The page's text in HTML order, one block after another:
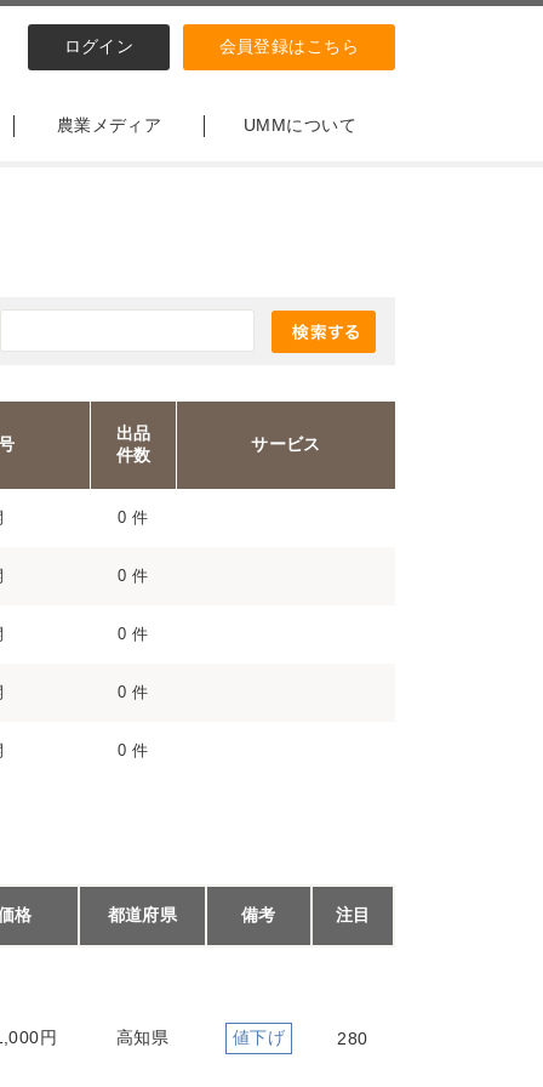
ログイン 会員登録はこちら
農業メディア UMMについて
出品
件数
サービス
0 件
0 件
0 件
0 件
0 件
格 都道府県 備考 注目
円 高知県 値下げ 280